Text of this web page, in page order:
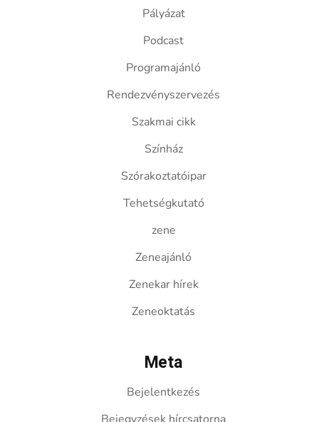
Pályázat
Podcast
Programajánló
Rendezvényszervezés
Szakmai cikk
Színház
Szórakoztatóipar
Tehetségkutató
zene
Zeneajánló
Zenekar hírek
Zeneoktatás
Meta
Bejelentkezés